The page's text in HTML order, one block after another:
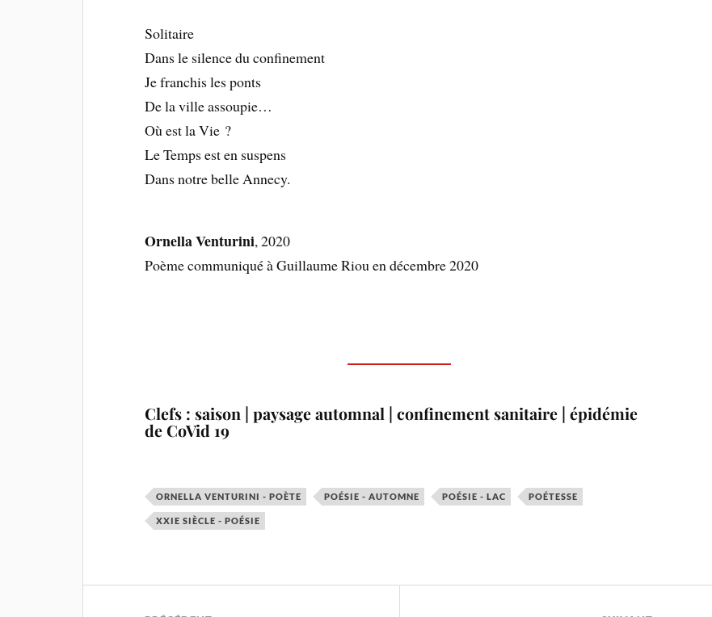
Solitaire
Dans le silence du confinement
Je franchis les ponts
De la ville assoupie…
Où est la Vie ?
Le Temps est en suspens
Dans notre belle Annecy.
Ornella Venturini, 2020
Poème communiqué à Guillaume Riou en décembre 2020
Clefs : saison | paysage automnal | confinement sanitaire | épidémie
de CoVid 19
ORNELLA VENTURINI - POÈTE POÉSIE - AUTOMNE POÉSIE - LAC POÉTESSE
XXIE SIÈCLE - POÉSIE